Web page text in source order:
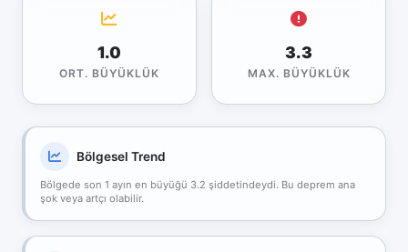
1.0
ORT. BÜYÜKLÜK
3.3
MAX. BÜYÜKLÜK
Bölgesel Trend
Bölgede son 1 ayın en büyüğü 3.2 şiddetindeydi. Bu deprem ana
şok veya artçı olabilir.